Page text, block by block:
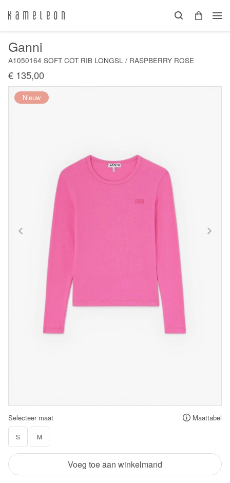
Ganni
A1050164 SOFT COT RIB LONGSL / RASPBERRY ROSE
€ 135,00
Nieuw
Selecteer maat Maattabel
S M
Voeg toe aan winkelmand